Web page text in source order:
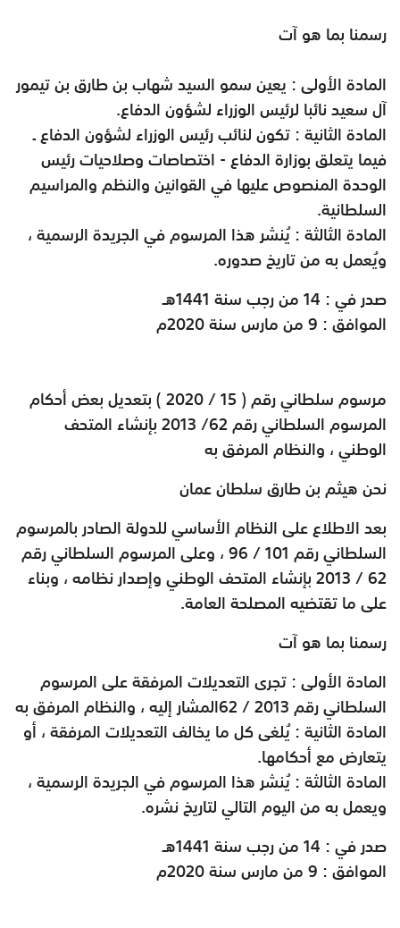
رسمنا بما هو آت
المادة الأولى : يعين سمو السيد شهاب بن طارق بن تيمور
آل سعيد نائبا لرئيس الوزراء لشؤون الدفاع.
المادة الثانية : تكون لنائب رئيس الوزراء لشؤون الدفاع ـ
فيما يتعلق بوزارة الدفاع - اختصاصات وصلاحيات رئيس
الوحدة المنصوص عليها في القوانين والنظم والمراسيم
السلطانية.
المادة الثالثة : يُنشر هذا المرسوم في الجريدة الرسمية ،
ويُعمل به من تاريخ صدوره.
صدر في : 14 من رجب سنة 1441هـ
الموافق : 9 من مارس سنة 2020م
مرسوم سلطاني رقم ( 15 / 2020 ) بتعديل بعض أحكام
المرسوم السلطاني رقم 62/ 2013 بإنشاء المتحف
الوطني ، والنظام المرفق به
نحن هيثم بن طارق سلطان عمان
بعد الاطلاع على النظام الأساسي للدولة الصادر بالمرسوم
السلطاني رقم 101 / 96 ، وعلى المرسوم السلطاني رقم
62 / 2013 بإنشاء المتحف الوطني وإصدار نظامه ، وبناء
على ما تقتضيه المصلحة العامة.
رسمنا بما هو آت
المادة الأولى : تجرى التعديلات المرفقة على المرسوم
السلطاني رقم62 / 2013المشار إليه ، والنظام المرفق به
المادة الثانية : يُلغى كل ما يخالف التعديلات المرفقة ، أو
يتعارض مع أحكامها.
المادة الثالثة : يُنشر هذا المرسوم في الجريدة الرسمية ،
ويعمل به من اليوم التالي لتاريخ نشره.
صدر في : 14 من رجب سنة 1441هـ
الموافق : 9 من مارس سنة 2020م